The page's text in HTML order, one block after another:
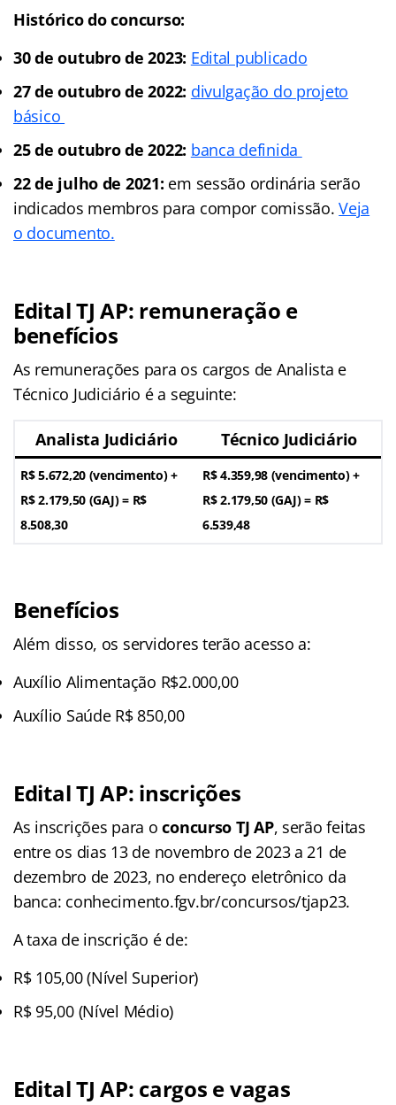
Histórico do concurso:
30 de outubro de 2023: Edital publicado
27 de outubro de 2022: divulgação do projeto
básico
25 de outubro de 2022: banca definida
22 de julho de 2021: em sessão ordinária serão
indicados membros para compor comissão.Veja
o documento.
Edital TJ AP: remuneração e
benefícios
As remunerações para os cargos de Analista e
Técnico Judiciário é a seguinte:
Analista Judiciário Técnico Judiciário
R$ 5.672,20 (vencimento) +
R$ 2.179,50 (GAJ) = R$
8.508,30
R$ 4.359,98 (vencimento) +
R$ 2.179,50 (GAJ) = R$
6.539,48
Benefícios
Além disso, os servidores terão acesso a:
Auxílio Alimentação R$2.000,00
Auxílio Saúde R$ 850,00
Edital TJ AP: inscrições
As inscrições para oconcurso TJ AP, serão feitas
entre os dias 13 de novembro de 2023 a 21 de
dezembro de 2023, no endereço eletrônico da
banca: conhecimento.fgv.br/concursos/tjap23.
A taxa de inscrição é de:
R$ 105,00 (Nível Superior)
R$ 95,00 (Nível Médio)
Edital TJ AP: cargos e vagas